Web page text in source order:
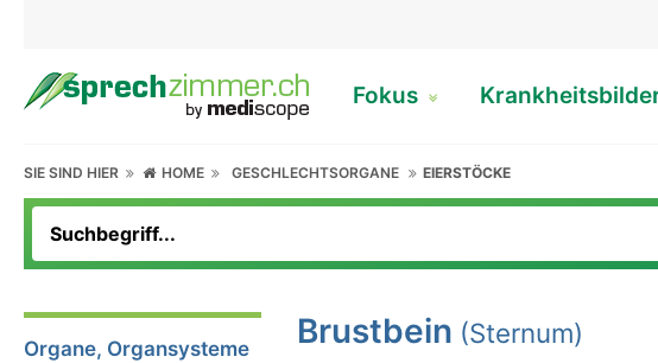
Fokus
SIE SIND HIER HOME GESCHLECHTSORGANE EIERSTÖCKE
Organe, Organsysteme Brustbein (Sternum)